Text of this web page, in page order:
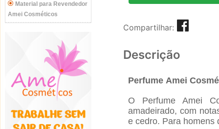
Material para Revendedor
Amei Cosméticos
Compartilhar:
Descrição
Perfume Amei
O PerfumeAmei
amadeirado, com
e cedro. Para homens